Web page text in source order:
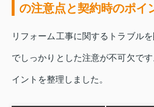
の注意点と契約時のポイ
リフォーム工事に関するトラブル
でしっかりとした注意が不可欠で
イントを整理しました。